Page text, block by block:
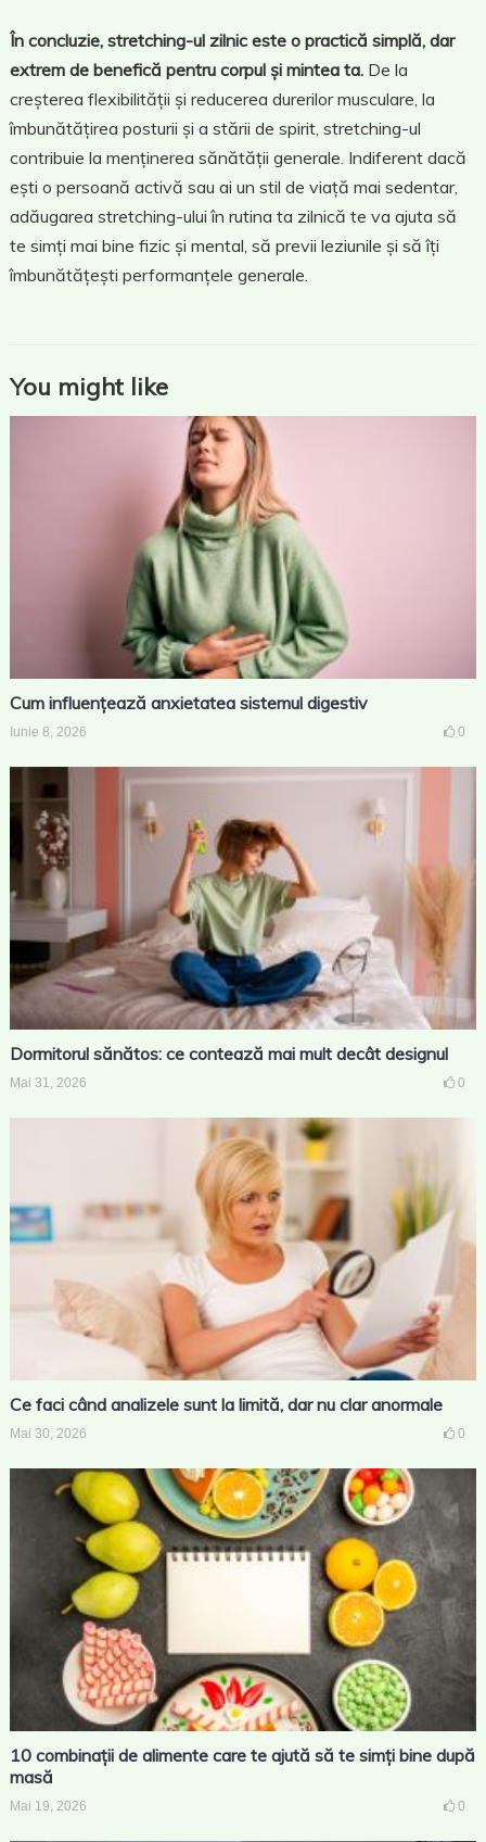
În concluzie, stretching-ul zilnic este o practică simplă, dar
extrem de benefică pentru corpul și mintea ta.De la
creșterea flexibilității și reducerea durerilor musculare, la
îmbunătățirea posturii și a stării de spirit, stretching-ul
contribuie la menținerea sănătății generale. Indiferent dacă
ești o persoană activă sau ai un stil de viață mai sedentar,
adăugarea stretching-ului în rutina ta zilnică te va ajuta să
te simți mai bine fizic și mental, să previi leziunile și să îți
îmbunătățești performanțele generale.
You might like
Cum influențează anxietatea sistemul digestiv
Iunie 8, 2026 0
Dormitorul sănătos: ce contează mai mult decât designul
Mai 31, 2026 0
Ce faci când analizele sunt la limită, dar nu clar anormale
Mai 30, 2026 0
10 combinații de alimente care te ajută să te simți bine după
masă
Mai 19, 2026 0